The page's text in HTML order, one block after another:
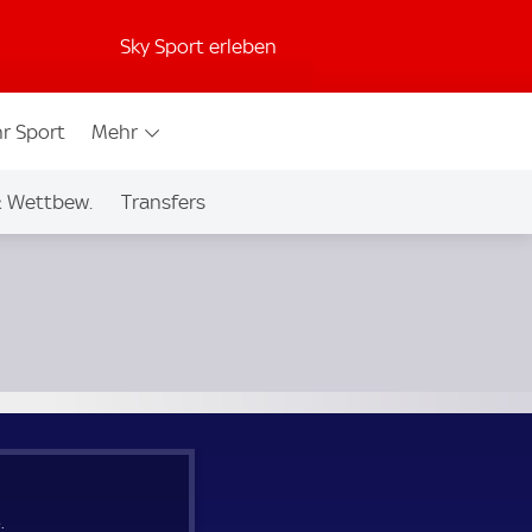
Sky Sport erleben
Sport Mehr
Wettbew. Transfers